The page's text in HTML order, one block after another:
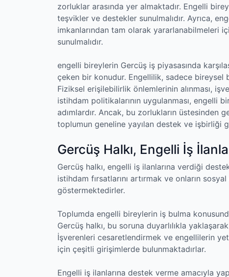
zorluklar arasında yer almaktadır. Engelli
teşvikler ve destekler sunulmalıdır. Ayrıca,
imkanlarından tam olarak yararlanabilmeleri
sunulmalıdır.
engelli bireylerin Gercüş iş piyasasında
çeken bir konudur. Engellilik, sadece
Fiziksel erişilebilirlik önlemlerinin alınması,
istihdam politikalarının uygulanması, engelli
adımlardır. Ancak, bu zorlukların
toplumun geneline yayılan destek ve işbirliği
Gercüş Halkı, Engelli İş
Gercüş halkı, engelli iş ilanlarına verdiği
istihdam fırsatlarını artırmak ve onların
göstermektedirler.
Toplumda engelli bireylerin iş bulma
Gercüş halkı, bu soruna duyarlılıkla
İşverenleri cesaretlendirmek ve engellilerin
için çeşitli girişimlerde bulunmaktadırlar.
Engelli iş ilanlarına destek verme amacıyla